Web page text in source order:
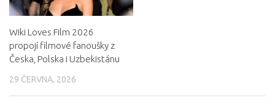
Wiki Loves Film 2026
propojí filmové fanoušky z
Česka, Polska i Uzbekistánu
29 ČERVNA, 2026